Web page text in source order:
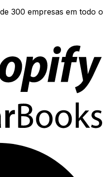
300 empresas em todo o